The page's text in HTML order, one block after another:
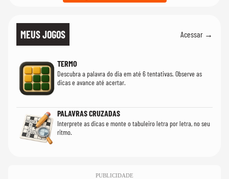
MEUS JOGOS Acessar →
TERMO
Descubra a palavra do dia em até 6 tentativas. Observe as
dicas e avance até acertar.
PALAVRAS CRUZADAS
Interprete as dicas e monte o tabuleiro letra por letra, no seu
ritmo.
PUBLICIDADE